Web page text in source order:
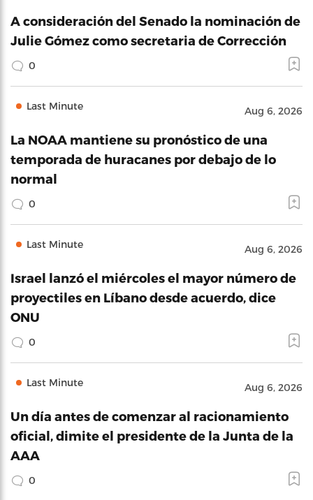
A consideración del Senado la nominación de
Julie Gómez como secretaria de Corrección
0
Last Minute Aug 6, 2026
La NOAA mantiene su pronóstico de una
temporada de huracanes por debajo de lo
normal
0
Last Minute Aug 6, 2026
Israel lanzó el miércoles el mayor número de
proyectiles en Líbano desde acuerdo, dice
ONU
0
Last Minute Aug 6, 2026
Un día antes de comenzar al racionamiento
oficial, dimite el presidente de la Junta de la
AAA
0